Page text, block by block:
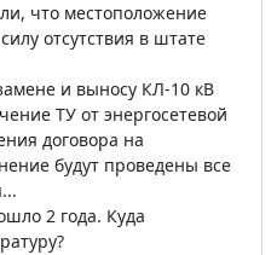
что местоположение
отсутствия в штате
и выносу КЛ-10 кВ
ТУ от энергосетевой
договора на
будут проведены все
2 года. Куда